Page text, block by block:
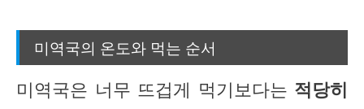
미역국의 온도와 먹는 순서
미역국은 너무 뜨겁게 먹기보다는 적당히